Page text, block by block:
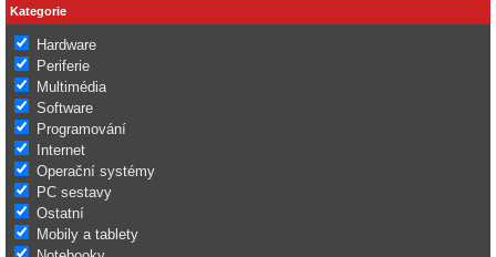
Kategorie
Hardware
Periferie
Multimédia
Software
Programování
Internet
Operační systémy
PC sestavy
Ostatní
Mobily a tablety